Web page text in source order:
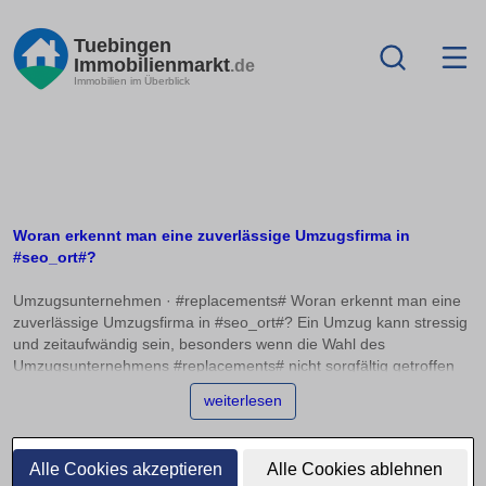
Alle Cookies akzeptieren Alle Cookies ablehnen
Tuebingen
Immobilienmarkt.de
Immobilien im Überblick
Woran erkennt man eine zuverlässige Umzugsfirma in
#seo_ort#?
Umzugsunternehmen · #replacements# Woran erkennt man eine
zuverlässige Umzugsfirma in #seo_ort#? Ein Umzug kann stressig
und zeitaufwändig sein, besonders wenn die Wahl des
Umzugsunternehmens #replacements# nicht sorgfältig getroffen
wird. Die Suche nach einer zuverlässigen Firma erfordert mehr als
nur einen Blick auf den Preis; entscheidend sind auch
Referenzen. In diesem Artikel erfahren Sie, worauf Sie achten
müssen, um die richtige Entscheidung zu treffen und den
weiterlesen